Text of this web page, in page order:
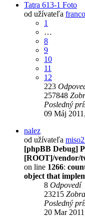
Tatra 613-1 Foto
od užívateľa
1
…
8
9
10
11
12
223
257848
Posledný
09 Máj
nalez
od užívateľa
[phpBB Debug]
[ROOT]/vendor/
on line 1266:
object that
8 Odpovedí
23215
Posledný
20 Mar